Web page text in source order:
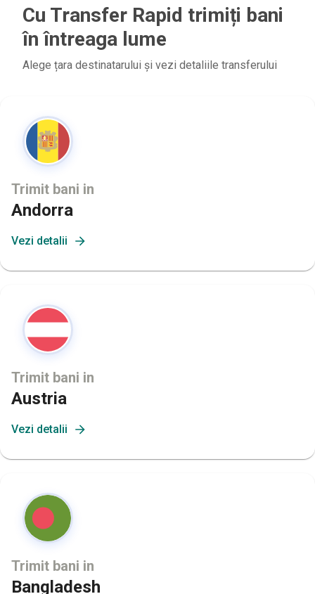
Cu Transfer Rapid trimiți bani
în întreaga lume
Alege țara destinatarului și vezi detaliile transferului
Trimit bani in
Andorra
Vezi detalii
Trimit bani in
Austria
Vezi detalii
Trimit bani in
Bangladesh